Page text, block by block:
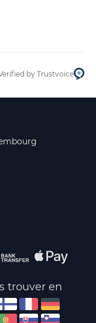
by Trustvoice
trouver en